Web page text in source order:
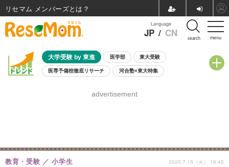
menu
Language
JP / CN search
大学受験 by 東進 医学部 東大受験
医専予備校徹底リサーチ 河合塾×東大特集
8月開催学校説明会・相談会
advertisement
教育・受験 小学生 2025.7.15（火） 19:45
リセマム メンバーズ